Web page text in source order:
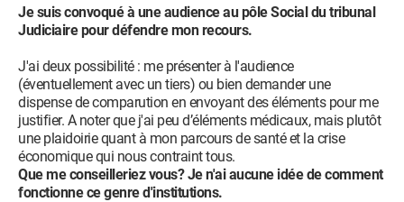
Je suis convoqué à une audience au pôle Social du tribunal
Judiciaire pour défendre mon recours.
J'ai deux possibilité : me présenter à l'audience
(éventuellement avec un tiers) ou bien demander une
dispense de comparution en envoyant des éléments pour me
justifier. A noter que j'ai peu d’éléments médicaux, mais plutôt
une plaidoirie quant à mon parcours de santé et la crise
économique qui nous contraint tous.
Que me conseilleriez vous? Je n'ai aucune idée de comment
fonctionne ce genre d'institutions.